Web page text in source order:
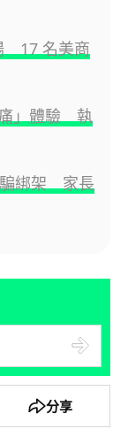
17 名美商
」體驗 執
騙綁架 家長
分享